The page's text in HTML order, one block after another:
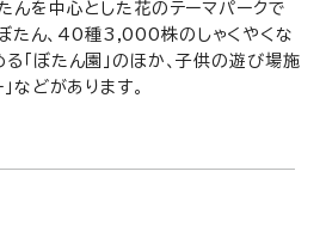
んを中心とした花のテーマパークで
ん、40種3,000株のしゃくやくな
「ぼたん園」のほか、子供の遊び場施
などがあります。